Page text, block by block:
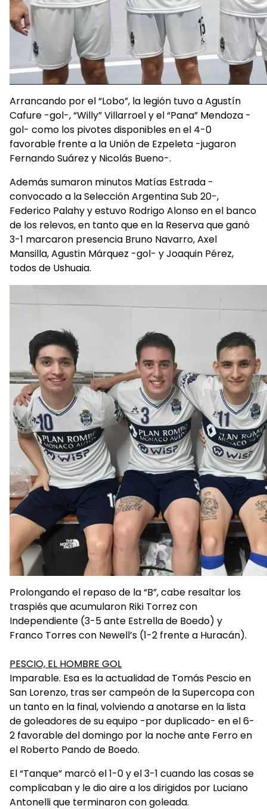
Arrancando por el “Lobo”, la legión tuvo a Agustín
Cafure -gol-, “Willy” Villarroel y el “Pana” Mendoza -
gol- como los pivotes disponibles en el 4-0
favorable frente a la Unión de Ezpeleta -jugaron
Fernando Suárez y Nicolás Bueno-.
Además sumaron minutos Matías Estrada -
convocado a la Selección Argentina Sub 20-,
Federico Palahy y estuvo Rodrigo Alonso en el banco
de los relevos, en tanto que en la Reserva que ganó
3-1 marcaron presencia Bruno Navarro, Axel
Mansilla, Agustin Márquez -gol- y Joaquin Pérez,
todos de Ushuaia.
Prolongando el repaso de la “B”, cabe resaltar los
traspiés que acumularon Riki Torrez con
Independiente (3-5 ante Estrella de Boedo) y
Franco Torres con Newell’s (1-2 frente a Huracán).
PESCIO, EL HOMBRE GOL
Imparable. Esa es la actualidad de Tomás Pescio en
San Lorenzo, tras ser campeón de la Supercopa con
un tanto en la final, volviendo a anotarse en la lista
de goleadores de su equipo -por duplicado- en el 6-
2 favorable del domingo por la noche ante Ferro en
el Roberto Pando de Boedo.
El “Tanque” marcó el 1-0 y el 3-1 cuando las cosas se
complicaban y le dio aire a los dirigidos por Luciano
Antonelli que terminaron con goleada.